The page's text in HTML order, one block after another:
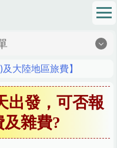
Requision
大陸地區旅費】
出發，可否報
雜費?